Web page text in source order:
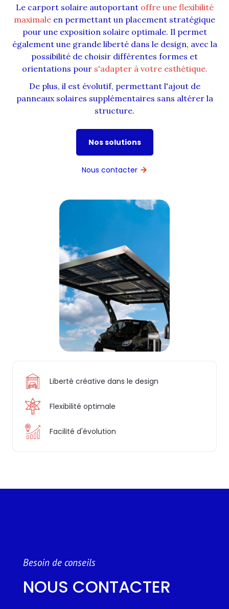
DÉCOUVRIR
Le carport solaire autoportant offre une flexibilité
maximale en permettant un placement stratégique
pour une exposition solaire optimale. Il permet
également une grande liberté dans le design, avec la
possibilité de choisir différentes formes et
orientations pour s'adapter à votre esthétique.
De plus, il est évolutif, permettant l'ajout de
panneaux solaires supplémentaires sans altérer la
structure.
Nos solutions
Nous contacter
Liberté créative dans le design
Flexibilité optimale
Facilité d'évolution
Besoin de conseils
NOUS CONTACTER